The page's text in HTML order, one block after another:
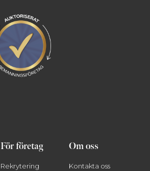
För företag
Rekrytering
Om oss
Kontakta oss